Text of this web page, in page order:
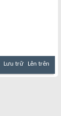
Lưu trữ Lên trên